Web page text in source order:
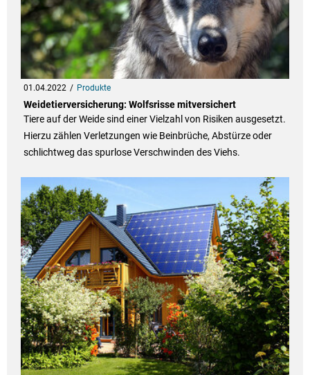
01.04.2022 Produkte
Weidetierversicherung: Wolfsrisse mitversichert
Tiere auf der Weide sind einer Vielzahl von Risiken ausgesetzt.
Hierzu zählen Verletzungen wie Beinbrüche, Abstürze oder
schlichtweg das spurlose Verschwinden des Viehs.